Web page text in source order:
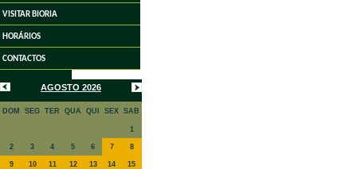
VISITAR BIORIA
HORÁRIOS
CONTACTOS
AGOSTO 2026
DOM SEG TER QUA QUI SEX SAB
1
2 3 4 5 6 7 8
9 10 11 12 13 14 15